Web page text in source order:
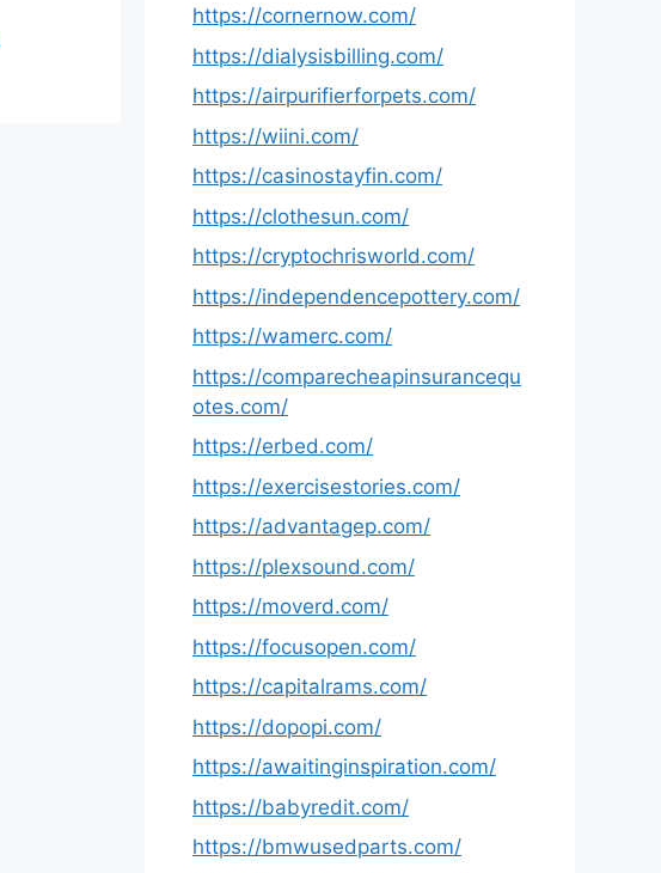
https://cornernow.com/
https://dialysisbilling.com/
https://airpurifierforpets.com/
https://wiini.com/
https://casinostayfin.com/
https://clothesun.com/
https://cryptochrisworld.com/
https://independencepottery.com/
https://wamerc.com/
https://comparecheapinsurancequ
otes.com/
https://erbed.com/
https://exercisestories.com/
https://advantagep.com/
https://plexsound.com/
https://moverd.com/
https://focusopen.com/
https://capitalrams.com/
https://dopopi.com/
https://awaitinginspiration.com/
https://babyredit.com/
https://bmwusedparts.com/